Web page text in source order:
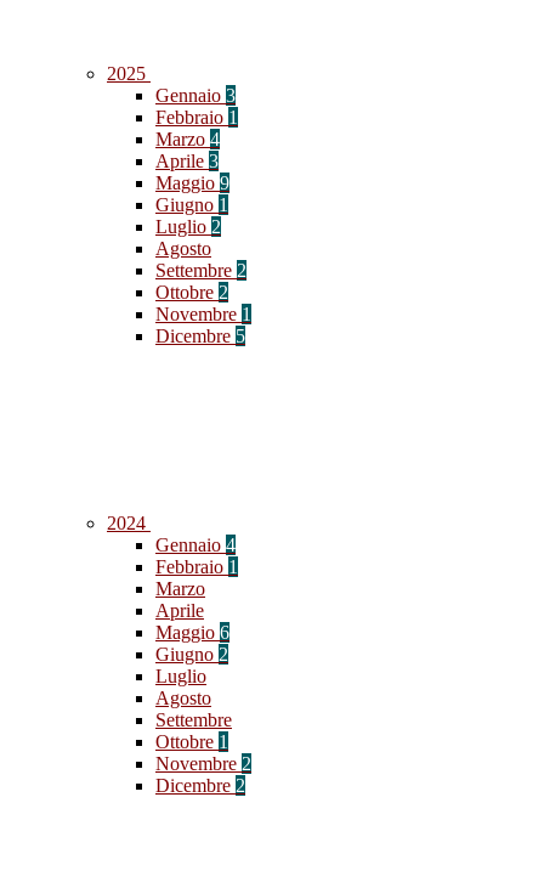
2025
Gennaio 3
Febbraio 1
Marzo 4
Aprile 3
Maggio 9
Giugno 1
Luglio 2
Agosto
Settembre 2
Ottobre 2
Novembre 1
Dicembre 5
2024
Gennaio 4
Febbraio 1
Marzo
Aprile
Maggio 6
Giugno 2
Luglio
Agosto
Settembre
Ottobre 1
Novembre 2
Dicembre 2